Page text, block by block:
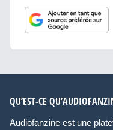
QU’EST-CE
Audiofanzine est une